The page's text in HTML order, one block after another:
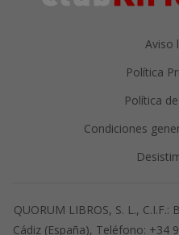
Aviso
Política
Política
Condiciones
QUORUM LIBROS, S. L.,
Cádiz (España), Teléfono: +34